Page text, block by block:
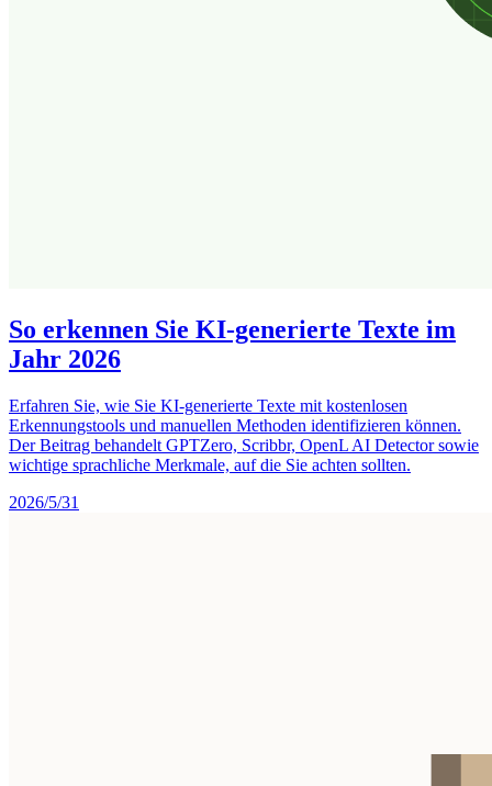
So erkennen Sie KI-generierte Texte im
Jahr 2026
Erfahren Sie, wie Sie KI-generierte Texte mit kostenlosen
Erkennungstools und manuellen Methoden identifizieren können.
Der Beitrag behandelt GPTZero, Scribbr, OpenL AI Detector sowie
wichtige sprachliche Merkmale, auf die Sie achten sollten.
2026/5/31